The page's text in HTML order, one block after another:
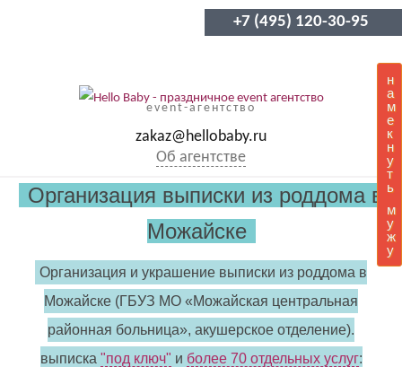
+7 (495) 120-30-95
event-агентство
zakaz@hellobaby.ru
Об агентстве
н
а
м
е
к
н
у
т
ь
м
у
ж
у
Организация выписки из роддома в
Можайске
Организация и украшение выписки из роддома в
Можайске (ГБУЗ МО «Можайская центральная
районная больница», акушерское отделение).
выписка "под ключ" и более 70 отдельных услуг: